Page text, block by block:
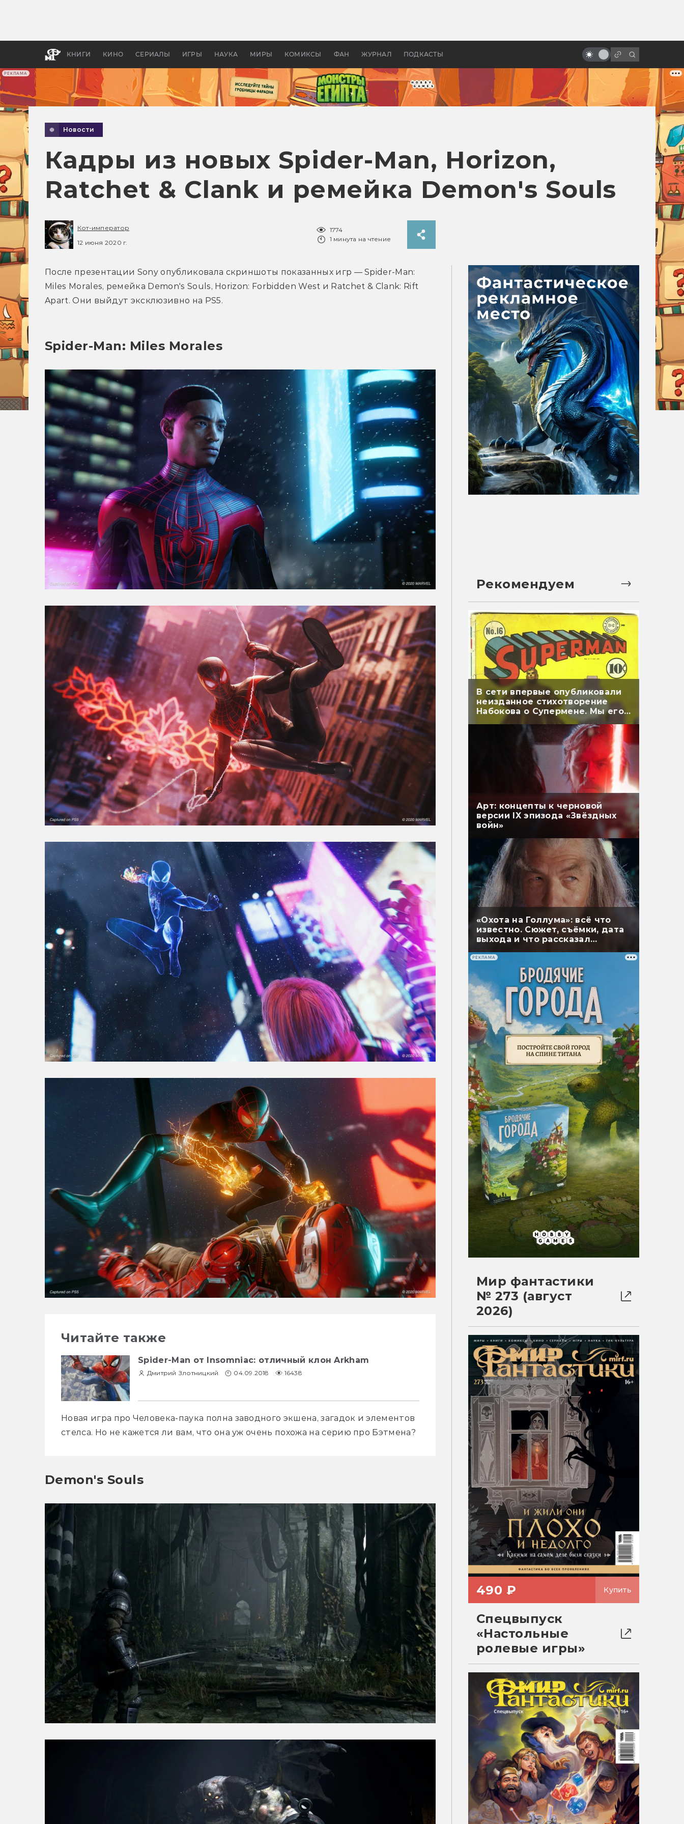
РЕКЛАМА
КНИГИ КИНО СЕРИАЛЫ ИГРЫ НАУКА МИРЫ КОМИКСЫ ФАН ЖУРНАЛ ПОДКАСТЫ
бы «Властелина колец»
Древней Грецией
Фил Лорд и Кристофер Миллер
Новости
Кадры из новых Spider-Man, Horizon,
Ratchet & Clank и ремейка Demon's Souls
Кот-император
12 июня 2020 г.
1774
1 минута на чтение
После презентации Sony опубликовала скриншоты показанных игр — Spider-Man:
Miles Morales, ремейка Demon's Souls, Horizon: Forbidden West и Ratchet & Clank: Rift
Apart. Они выйдут эксклюзивно на PS5.
Spider-Man: Miles Morales
Читайте также
Spider-Man от Insomniac: отличный клон Arkham
Дмитрий Злотницкий 04.09.2018 16438
Новая игра про Человека-паука полна заводного экшена, загадок и элементов
стелса. Но не кажется ли вам, что она уж очень похожа на серию про Бэтмена?
Demon's Souls
Рекомендуем
В сети впервые опубликовали
неизданное стихотворение
Набокова о Супермене. Мы его
перевели
Арт: концепты к черновой
версии IX эпизода «Звёздных
войн»
«Охота на Голлума»: всё что
известно. Сюжет, съёмки, дата
выхода и что рассказал
РЕКЛАМА
Мир фантастики
№ 273 (август
2026)
490 ₽ Купить
Спецвыпуск
«Настольные
ролевые игры»